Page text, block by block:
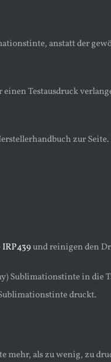
anstatt der
Testausdruck
zur
IRP439und reinigen den
Sublimationstinte in die
druckt.
mehr, als zu wenig, zu